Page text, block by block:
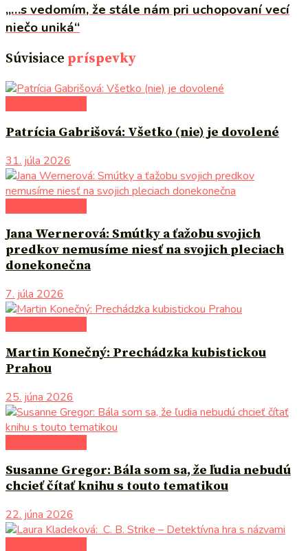
„…s vedomím, že stále nám pri uchopovaní vecí
niečo uniká“
Súvisiace príspevky
Patrícia Gabrišová: Všetko (nie) je dovolené
31. júla 2026
Jana Wernerová: Smútky a ťažobu svojich
predkov nemusíme niesť na svojich pleciach
donekonečna
7. júla 2026
Martin Konečný: Prechádzka kubistickou
Prahou
25. júna 2026
Susanne Gregor: Bála som sa, že ľudia nebudú
chcieť čítať knihu s touto tematikou
22. júna 2026